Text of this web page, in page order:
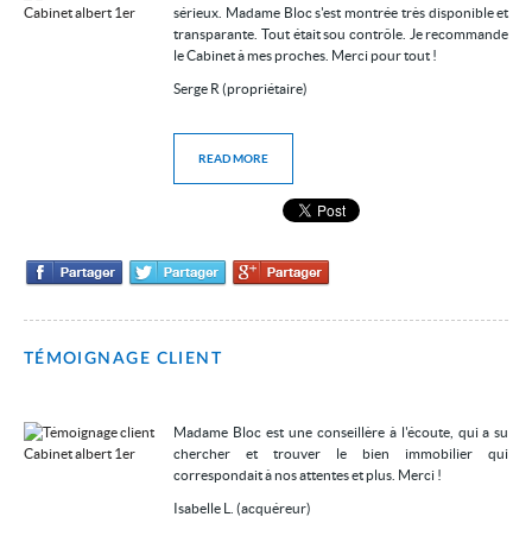
sérieux. Madame Bloc s'est montrée très disponible et
transparante. Tout était sou contrôle. Je recommande
le Cabinet à mes proches. Merci pour tout !
Serge R (propriétaire)
READ MORE
TÉMOIGNAGE CLIENT
Madame Bloc est une conseillère à l'écoute, qui a su
chercher et trouver le bien immobilier qui
correspondait à nos attentes et plus. Merci !
Isabelle L. (acquéreur)